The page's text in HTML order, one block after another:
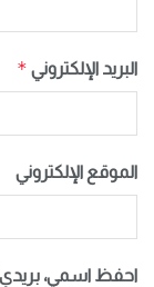
البريد الإلكتروني*
الموقع الإلكتروني
احفظ اسمي، بريدي